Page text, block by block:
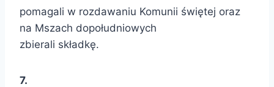
pomagali w rozdawaniu Komunii świętej oraz
na Mszach dopołudniowych
zbierali składkę.
7.